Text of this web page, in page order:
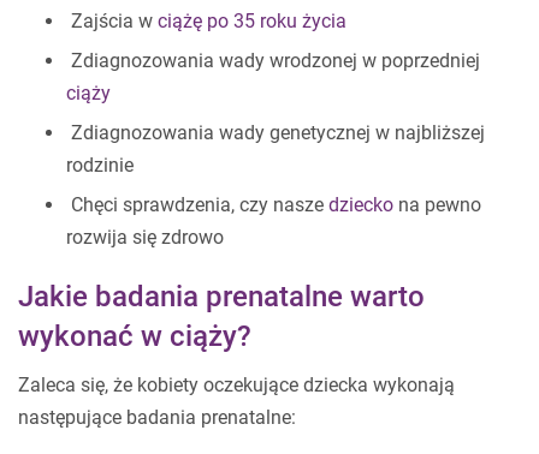
Zajścia w ciążę po 35 roku życia
Zdiagnozowania wady wrodzonej w poprzedniej
ciąży
Zdiagnozowania wady genetycznej w najbliższej
rodzinie
Chęci sprawdzenia, czy nasze dziecko na pewno
rozwija się zdrowo
Jakie badania prenatalne warto
wykonać w ciąży?
Zaleca się, że kobiety oczekujące dziecka wykonają
następujące badania prenatalne: